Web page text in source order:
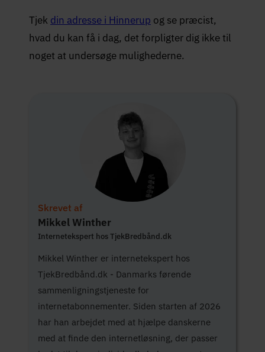
Tjek din adresse i Hinnerup og se præcist,
hvad du kan få i dag, det forpligter dig ikke til
noget at undersøge mulighederne.
Skrevet af
Mikkel Winther
Internetekspert hos TjekBredbånd.dk
Mikkel Winther er internetekspert hos
TjekBredbånd.dk - Danmarks førende
sammenligningstjeneste for
internetabonnementer. Siden starten af 2026
har han arbejdet med at hjælpe danskerne
med at finde den internetløsning, der passer